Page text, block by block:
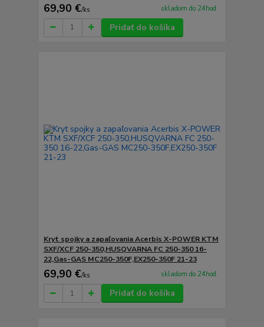
69,90 €/ks skladom do 24hod.
Pridať do košíka
Kryt spojky a zapaľovania Acerbis X-POWER KTM
SXF/XCF 250-350,HUSQVARNA FC 250-350 16-
22,Gas-GAS MC250-350F,EX250-350F 21-23
69,90 €/ks skladom do 24hod.
Pridať do košíka